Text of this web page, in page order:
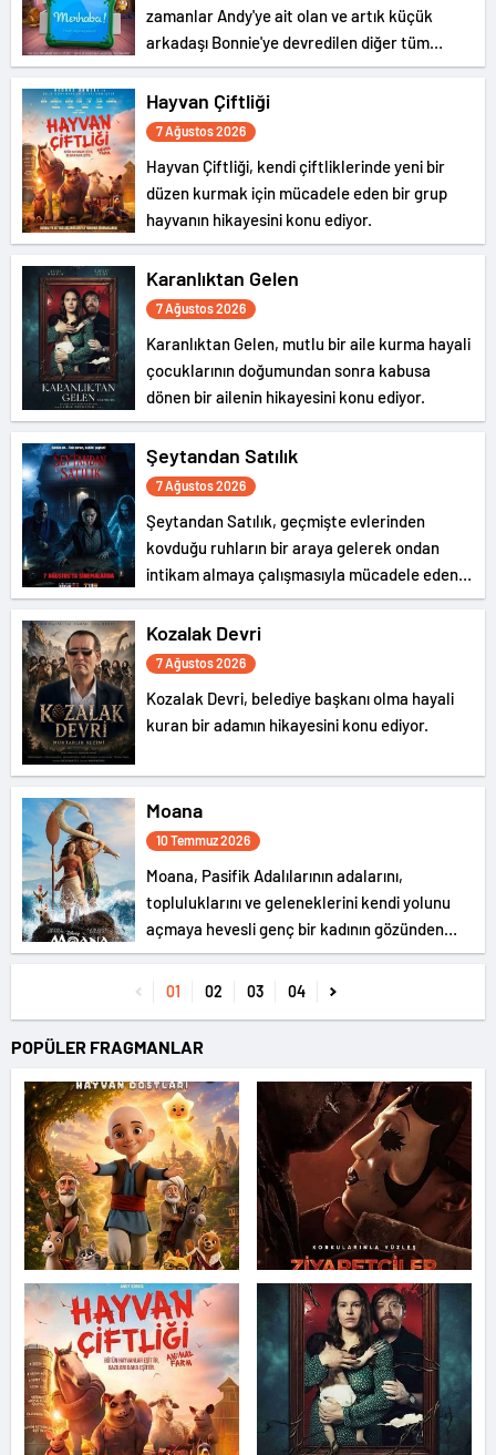
zamanlar Andy'ye ait olan ve artık küçük
arkadaşı Bonnie'ye devredilen diğer tüm
oyuncaklar geri döndü ve yeni bir macera
başlıyor.
Hayvan Çiftliği
7 Ağustos 2026
Hayvan Çiftliği, kendi çiftliklerinde yeni bir
düzen kurmak için mücadele eden bir grup
hayvanın hikayesini konu ediyor.
Karanlıktan Gelen
7 Ağustos 2026
Karanlıktan Gelen, mutlu bir aile kurma hayali
çocuklarının doğumundan sonra kabusa
dönen bir ailenin hikayesini konu ediyor.
Şeytandan Satılık
7 Ağustos 2026
Şeytandan Satılık, geçmişte evlerinden
kovduğu ruhların bir araya gelerek ondan
intikam almaya çalışmasıyla mücadele eden
bir şeytan kovucunun hikayesini konu ediyor.
Kozalak Devri
7 Ağustos 2026
Kozalak Devri, belediye başkanı olma hayali
kuran bir adamın hikayesini konu ediyor.
Moana
10 Temmuz 2026
Moana, Pasifik Adalılarının adalarını,
topluluklarını ve geleneklerini kendi yolunu
açmaya hevesli genç bir kadının gözünden
anlatıyor.
01 02 03 04
POPÜLER FRAGMANLAR